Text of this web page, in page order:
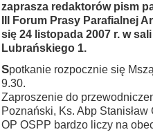
zaprasza redaktorów pism
III Forum Prasy Parafialnej
się 24 listopada 2007 r. w
Lubrańskiego 1.
Spotkanie rozpocznie się Mszą św. w Bazylice Archikatedralnej o godz.
9.30.
Zaproszenie do
Poznański, Ks. Abp Stanisław
OP OSPP bardzo liczy na